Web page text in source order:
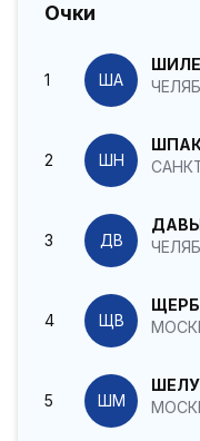
Очки
1 ША
2 ШН
3 ДВ
4 ЩВ
5 ШМ